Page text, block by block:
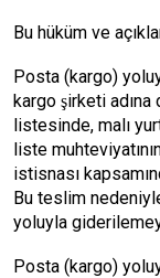
Bu hüküm ve
Posta (kargo)
kargo şirketi
listesinde, malı
liste
istisnası
Bu teslim
yoluyla
Posta (kargo)